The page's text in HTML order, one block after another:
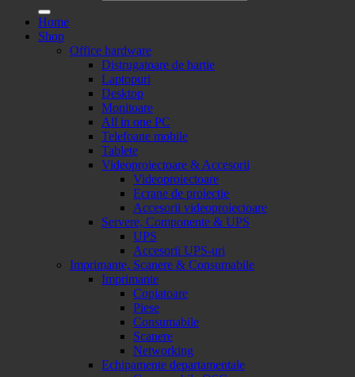
Home
Shop
Office hardware
Distrugatoare de hartie
Laptopuri
Desktop
Monitoare
All in one PC
Telefoane mobile
Tablete
Videoproiectoare & Accesorii
Videoproiectoare
Ecrane de proiectie
Accesorii videoproiectoare
Servere, Componente & UPS
UPS
Accesorii UPS-uri
Imprimante, Scanere & Consumabile
Imprimante
Copiatoare
Piese
Consumabile
Scanere
Networking
Echipamente departamentale